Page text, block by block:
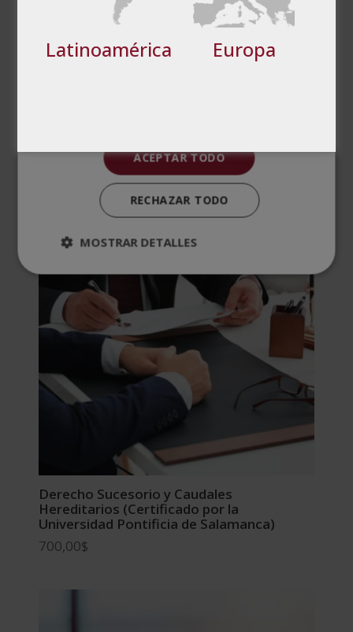
PRODUCTOS
RELACIONADOS
Derecho Sucesorio y Caudales
Hereditarios (Certificado por la
Universidad Pontificia de Salamanca)
700,00$
Latinoamérica Europa
preferencias
funcionalidad
ACEPTAR TODO
RECHAZAR TODO
MOSTRAR DETALLES